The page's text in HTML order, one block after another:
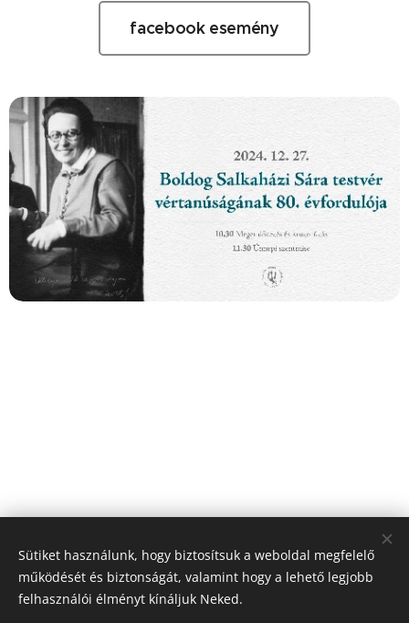
facebook esemény
Share
Sütiket használunk, hogy biztosítsuk a weboldal megfelelő
működését és biztonságát, valamint hogy a lehető legjobb
felhasználói élményt kínáljuk Neked.